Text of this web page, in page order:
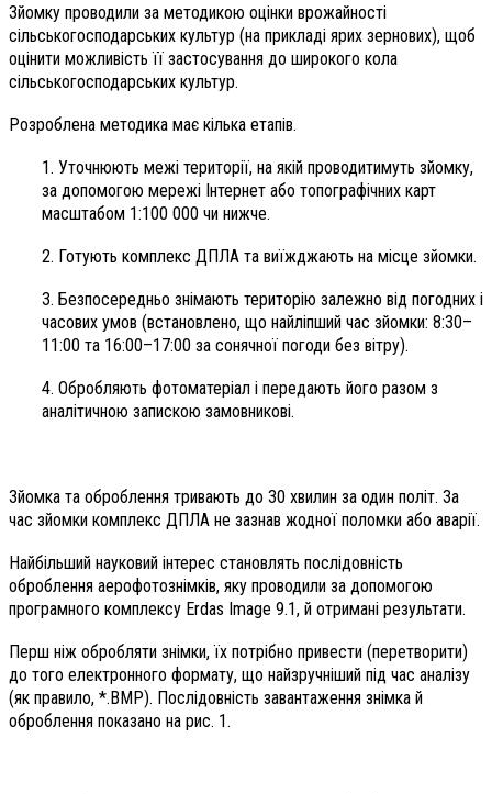
Зйомку проводили за методикою оцінки врожайності
сільськогосподарських культур (на прикладі ярих зернових), щоб
оцінити можливість її застосування до широкого кола
сільськогосподарських культур.
Розроблена методика має кілька етапів.
1. Уточнюють межі території, на якій проводитимуть зйомку,
за допомогою мережі Інтернет або топографічних карт
масштабом 1:100 000 чи нижче.
2. Готують комплекс ДПЛА та виїжджають на місце зйомки.
3. Безпосередньо знімають територію залежно від погодних і
часових умов (встановлено, що найліпший час зйомки: 8:30–
11:00 та 16:00–17:00 за сонячної погоди без вітру).
4. Обробляють фотоматеріал і передають його разом з
аналітичною запискою замовникові.
Зйомка та оброблення тривають до 30 хвилин за один політ. За
час зйомки комплекс ДПЛА не зазнав жодної поломки або аварії.
Найбільший науковий інтерес становлять послідовність
оброблення аерофотознімків, яку проводили за допомогою
програмного комплексу Erdas Image 9.1, й отримані результати.
Перш ніж обробляти знімки, їх потрібно привести (перетворити)
до того електронного формату, що найзручніший під час аналізу
(як правило, *.BMP). Послідовність завантаження знімка й
оброблення показано на рис. 1.